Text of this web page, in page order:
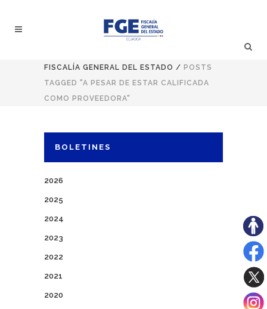
FISCALÍA GENERAL DEL ESTADO / POSTS
TAGGED "A PESAR DE ESTAR CALIFICADA
COMO PROVEEDORA"
BOLETINES
2026
2025
2024
2023
2022
2021
2020